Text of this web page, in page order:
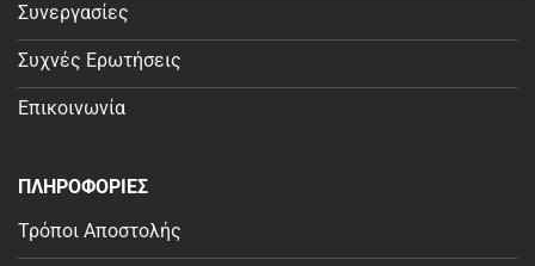
Συνεργασίες
Συχνές Ερωτήσεις
Επικοινωνία
ΠΛΗΡΟΦΟΡΙΕΣ
Τρόποι Αποστολής